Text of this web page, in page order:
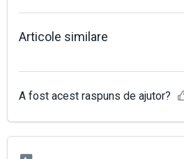
Articole similare
A fost acest raspuns de ajutor?